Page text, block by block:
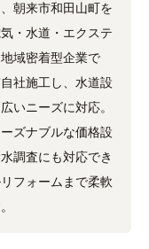
朝来市和田山町を
・水道・エクステ
域密着型企業で
社施工し、水道設
いニーズに対応。
ズナブルな価格設
調査にも対応でき
フォームまで柔軟